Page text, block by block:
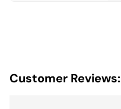
Customer Reviews: